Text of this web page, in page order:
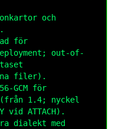
och
för
out-of-
filer).
GCM för
(från 1.4; nyckel
vid ATTACH).
dialekt med